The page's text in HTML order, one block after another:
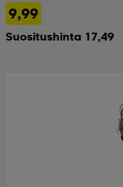
9,99
Suositushinta 17,49